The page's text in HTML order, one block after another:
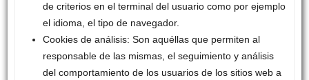
de criterios en el terminal del usuario como por ejemplo
el idioma, el tipo de navegador.
Cookies de análisis: Son aquéllas que permiten al
responsable de las mismas, el seguimiento y análisis
del comportamiento de los usuarios de los sitios web a